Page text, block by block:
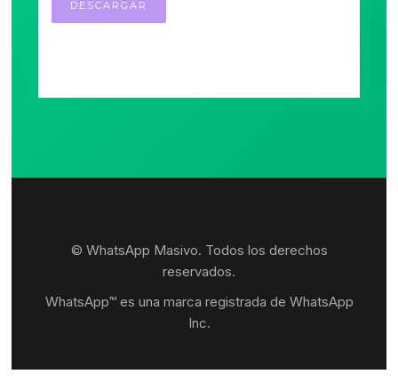
© WhatsApp Masivo. Todos los derechos
reservados.
WhatsApp™ es una marca registrada de WhatsApp
Inc.